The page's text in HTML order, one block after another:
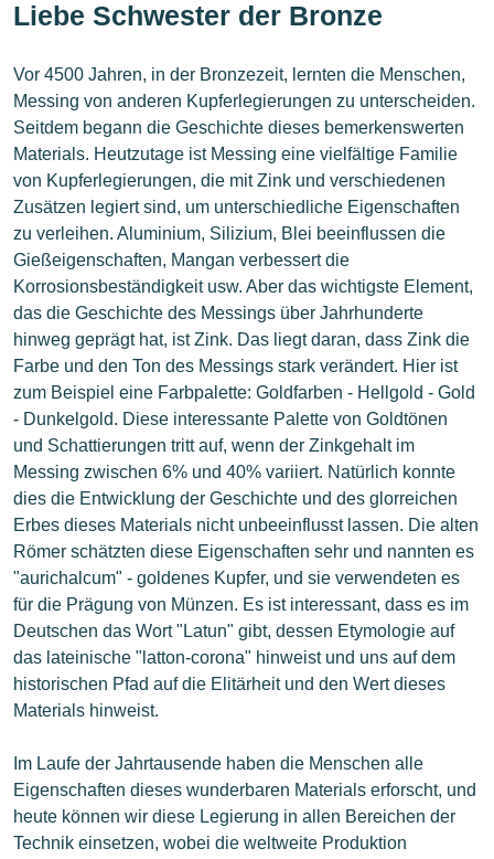
Liebe Schwester der Bronze
Vor 4500 Jahren, in der Bronzezeit, lernten die Menschen,
Messing von anderen Kupferlegierungen zu unterscheiden.
Seitdem begann die Geschichte dieses bemerkenswerten
Materials. Heutzutage ist Messing eine vielfältige Familie
von Kupferlegierungen, die mit Zink und verschiedenen
Zusätzen legiert sind, um unterschiedliche Eigenschaften
zu verleihen. Aluminium, Silizium, Blei beeinflussen die
Gießeigenschaften, Mangan verbessert die
Korrosionsbeständigkeit usw. Aber das wichtigste Element,
das die Geschichte des Messings über Jahrhunderte
hinweg geprägt hat, ist Zink. Das liegt daran, dass Zink die
Farbe und den Ton des Messings stark verändert. Hier ist
zum Beispiel eine Farbpalette: Goldfarben - Hellgold - Gold
- Dunkelgold. Diese interessante Palette von Goldtönen
und Schattierungen tritt auf, wenn der Zinkgehalt im
Messing zwischen 6% und 40% variiert. Natürlich konnte
dies die Entwicklung der Geschichte und des glorreichen
Erbes dieses Materials nicht unbeeinflusst lassen. Die alten
Römer schätzten diese Eigenschaften sehr und nannten es
"aurichalcum" - goldenes Kupfer, und sie verwendeten es
für die Prägung von Münzen. Es ist interessant, dass es im
Deutschen das Wort "Latun" gibt, dessen Etymologie auf
das lateinische "latton-corona" hinweist und uns auf dem
historischen Pfad auf die Elitärheit und den Wert dieses
Materials hinweist.
Im Laufe der Jahrtausende haben die Menschen alle
Eigenschaften dieses wunderbaren Materials erforscht, und
heute können wir diese Legierung in allen Bereichen der
Technik einsetzen, wobei die weltweite Produktion